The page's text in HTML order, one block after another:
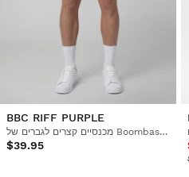
BBC RIFF PURPLE
מכנסיים קצרים לגברים של Boombastic
$39.95